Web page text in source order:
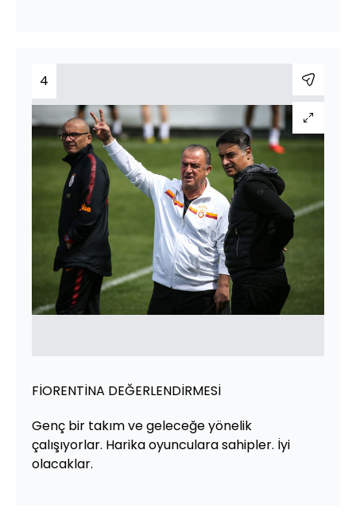
4
FİORENTİNA DEĞERLENDİRMESİ
Genç bir takım ve geleceğe yönelik
çalışıyorlar. Harika oyunculara sahipler. İyi
olacaklar.